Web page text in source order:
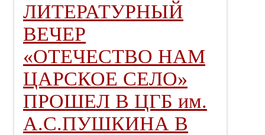
ЛИТЕРАТУРНЫЙ
ВЕЧЕР
«ОТЕЧЕСТВО НАМ
ЦАРСКОЕ СЕЛО»
ПРОШЕЛ В ЦГБ им.
А.С.ПУШКИНА В